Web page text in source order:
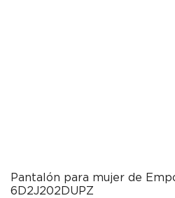
Pantalón para mujer de
6D2J202DUPZ